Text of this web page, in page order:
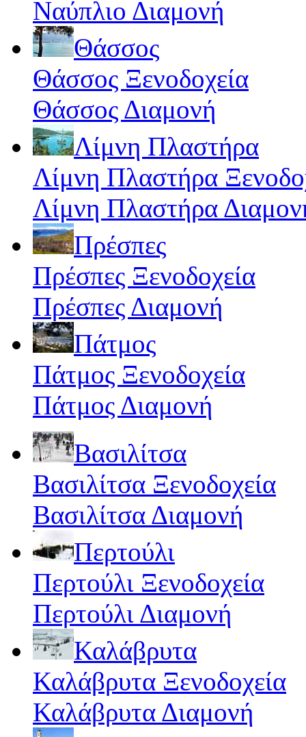
Ναύπλιο Διαμονή
Θάσσος
Θάσσος Ξενοδοχεία
Θάσσος Διαμονή
Λίμνη Πλαστήρα
Λίμνη Πλαστήρα
Λίμνη Πλαστήρα
Πρέσπες
Πρέσπες Ξενοδοχεία
Πρέσπες Διαμονή
Πάτμος
Πάτμος Ξενοδοχεία
Πάτμος Διαμονή
Βασιλίτσα
Βασιλίτσα Ξενοδοχεία
Βασιλίτσα Διαμονή
Περτούλι
Περτούλι Ξενοδοχεία
Περτούλι Διαμονή
Καλάβρυτα
Καλάβρυτα Ξενοδοχεία
Καλάβρυτα Διαμονή